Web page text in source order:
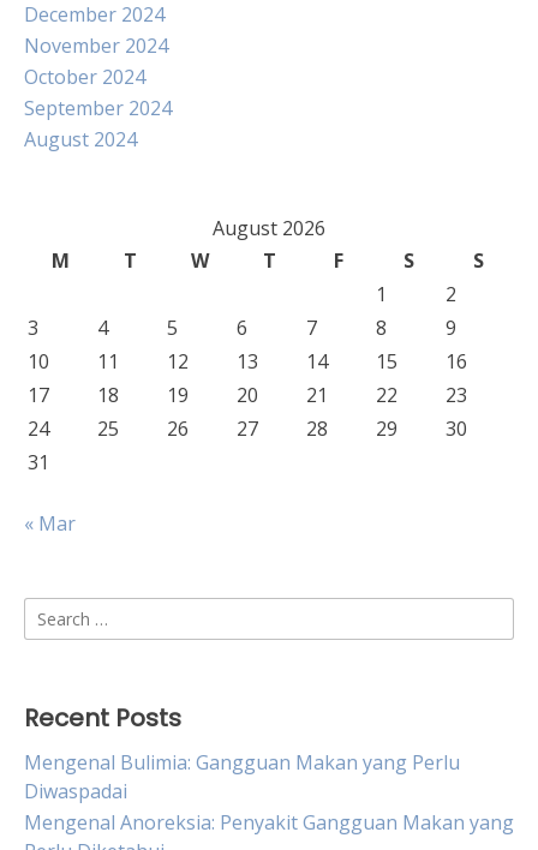
December 2024
November 2024
October 2024
September 2024
August 2024
August 2026
M
T W T F S
S
1
2
3
4 5 6 7 8
9
10
11 12 13 14 15
16
17
18 19 20 21 22
23
24
25 26 27 28 29
30
31
« Mar
Search
for:
Recent Posts
Mengenal Bulimia: Gangguan Makan yang Perlu
Diwaspadai
Mengenal Anoreksia: Penyakit Gangguan Makan yang